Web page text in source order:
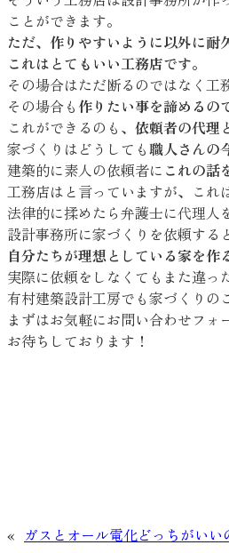
ことができます。
ただ、作りやすいように以外に耐
これはとてもいい工務店です。
その場合はただ断るのではなく工
その場合も 作りたい事を諦めるの
これができるのも、 依頼者の代理
家づくりはどうしても職人さんの
建築的に素人の依頼者に これの話
工務店はと言っていますが、これ
法律的に揉めたら弁護士に代理人
設計事務所に家づくりを依頼する
自分たちが理想としている家を作
実際に依頼をしなくてもまた違っ
有村建築設計工房でも家づくりの
まずはお気軽にお問い合わせフォ
お待ちしております！
« ガスとオール電化どっちがいい